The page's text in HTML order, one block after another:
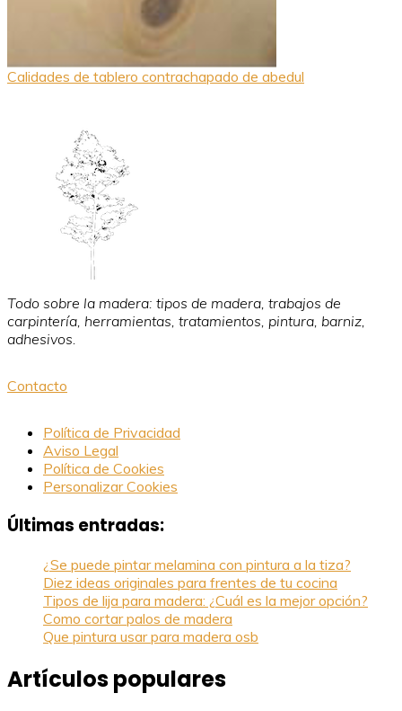
Calidades de tablero contrachapado de abedul
Todo sobre la madera: tipos de madera, trabajos de
carpintería, herramientas, tratamientos, pintura, barniz,
adhesivos.
Contacto
Política de Privacidad
Aviso Legal
Política de Cookies
Personalizar Cookies
Últimas entradas:
¿Se puede pintar melamina con pintura a la tiza?
Diez ideas originales para frentes de tu cocina
Tipos de lija para madera: ¿Cuál es la mejor opción?
Como cortar palos de madera
Que pintura usar para madera osb
Artículos populares